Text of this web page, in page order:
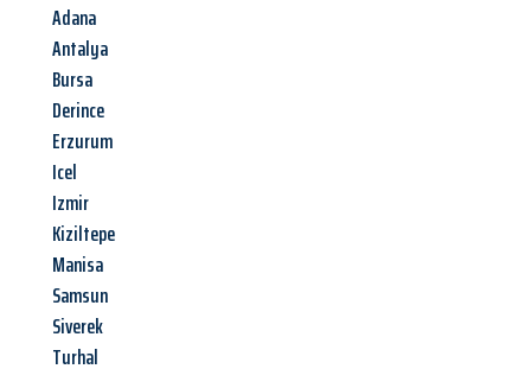
Adana
Antalya
Bursa
Derince
Erzurum
Icel
Izmir
Kiziltepe
Manisa
Samsun
Siverek
Turhal